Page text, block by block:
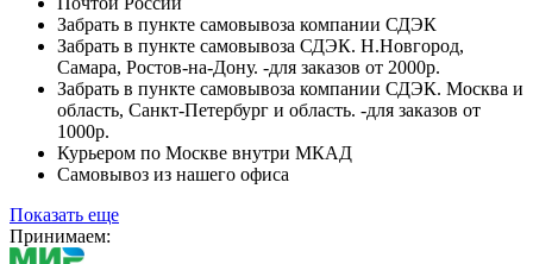
Забрать в пункте самовывоза компании СДЭК
Забрать в пункте самовывоза СДЭК. Н.Новгород,
Самара, Ростов-на-Дону. -для заказов от 2000р.
Забрать в пункте самовывоза компании СДЭК. Москва и
область, Санкт-Петербург и область. -для заказов от
1000р.
Курьером по Москве внутри МКАД
Самовывоз из нашего офиса
Показать еще
Принимаем: